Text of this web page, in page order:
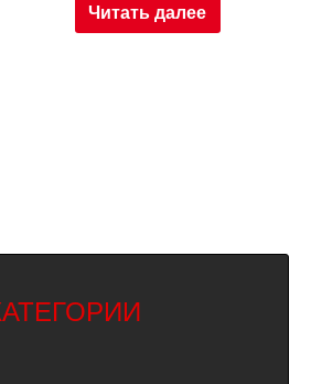
Читать далее